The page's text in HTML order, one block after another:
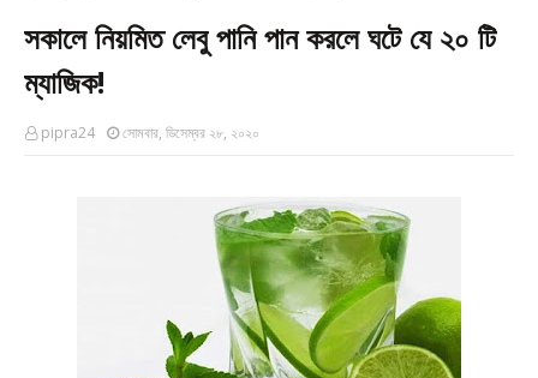
সকালে নিয়মিত লেবু পানি পান করলে ঘটে যে ২০ টি
ম্যাজিক!
pipra24 সোমবার, ডিসেম্বর ২৮, ২০২০